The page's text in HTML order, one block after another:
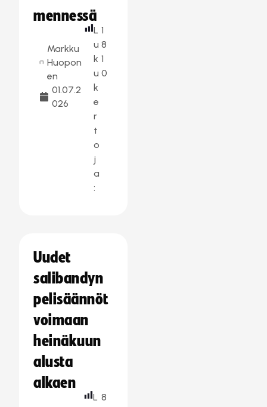
mennessä
Markku
Huopon
en
01.07.2
026
L
u
k
u
k
e
r
t
o
j
a
:
1
8
1
0
Uudet
salibandyn
pelisäännöt
voimaan
heinäkuun
alusta
alkaen
L 8